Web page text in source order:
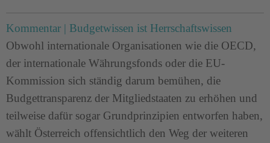
Kommentar | Budgetwissen ist Herrschaftswissen
Obwohl internationale Organisationen wie die OECD,
der internationale Währungsfonds oder die EU-
Kommission sich ständig darum bemühen, die
Budgettransparenz der Mitgliedstaaten zu erhöhen und
teilweise dafür sogar Grundprinzipien entworfen haben,
wählt Österreich offensichtlich den Weg der weiteren